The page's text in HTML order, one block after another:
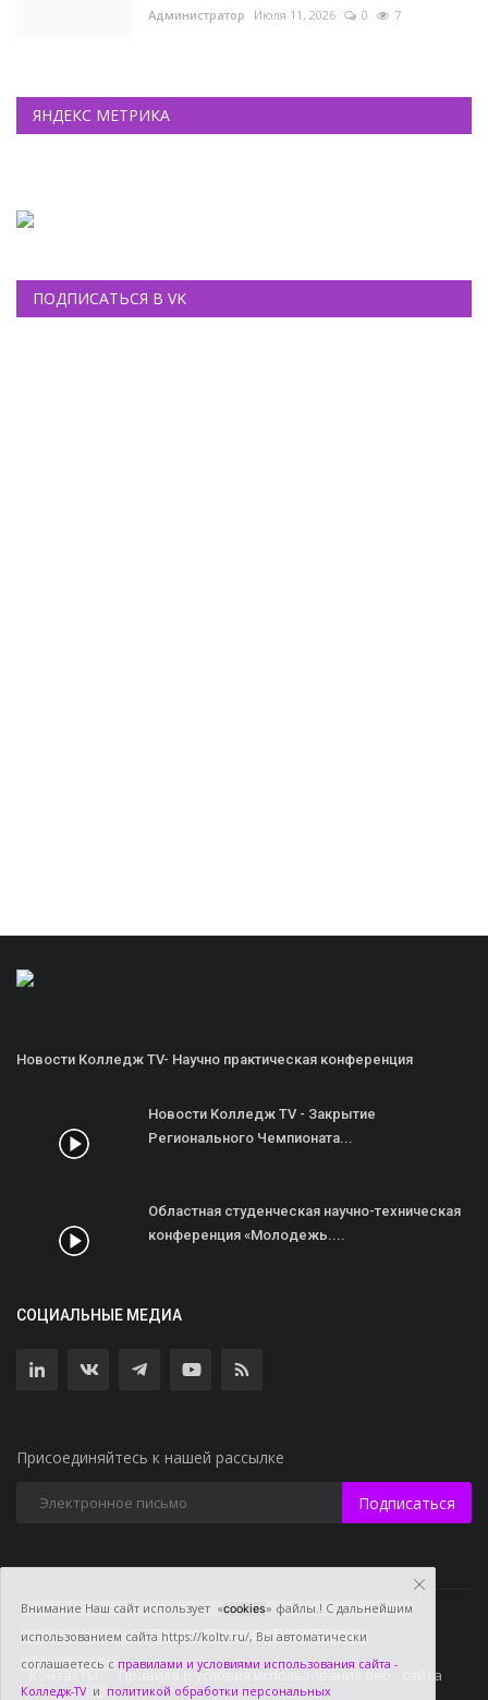
Администратор Июля 11, 2026 0 7
ЯНДЕКС МЕТРИКА
ПОДПИСАТЬСЯ В VK
Новости Колледж TV- Научно практическая конференция
Новости Колледж TV - Закрытие
Регионального Чемпионата...
Областная студенческая научно-техническая
конференция «Молодежь....
СОЦИАЛЬНЫЕ МЕДИА
Присоединяйтесь к нашей рассылке
Подписаться
Студия "Колледж TV" 2007 год
Правила и условия использования веб - сайта
Внимание Наш сайт использует «cookies» файлы.! С дальнейшим
использованием сайта https://koltv.ru/, Вы автоматически
соглашаетесь с правилами и условиями использования сайта -
Колледж-TV и политикой обработки персональных